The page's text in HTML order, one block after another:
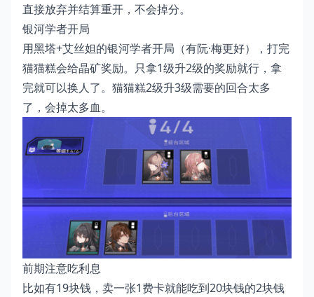
直接放弃并结算重开，不会掉分。
银河学者开局
用黑塔+艾丝妲的银河学者开局（有阮·梅更好），打完
猫猫糕会给晶矿奖励。只拿1级升2级的奖励就行，拿
完就可以换人了。猫猫糕2级升3级需要的回合太多
了，会掉太多血。
前期注意吃利息
比如有19块钱，卖一张1费卡就能吃到20块钱的2块钱